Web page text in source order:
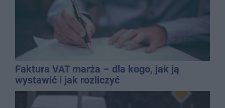
Faktura VAT marża – dla kogo, jak ją
wystawić i jak rozliczyć